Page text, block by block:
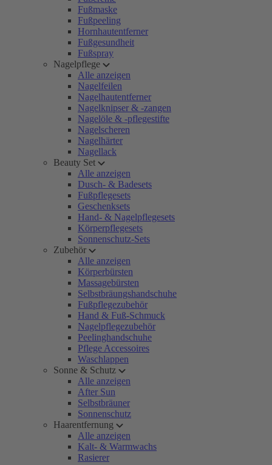
Fußmaske
Fußpeeling
Hornhautentferner
Fußgesundheit
Fußspray
Nagelpflege
Alle anzeigen
Nagelfeilen
Nagelhautentferner
Nagelknipser & -zangen
Nagelöle & -pflegestifte
Nagelscheren
Nagelhärter
Nagellack
Beauty Set
Alle anzeigen
Dusch- & Badesets
Fußpflegesets
Geschenksets
Hand- & Nagelpflegesets
Körperpflegesets
Sonnenschutz-Sets
Zubehör
Alle anzeigen
Körperbürsten
Massagebürsten
Selbstbräungshandschuhe
Fußpflegezubehör
Hand & Fuß-Schmuck
Nagelpflegezubehör
Peelinghandschuhe
Pflege Accessoires
Waschlappen
Sonne & Schutz
Alle anzeigen
After Sun
Selbstbräuner
Sonnenschutz
Haarentfernung
Alle anzeigen
Kalt- & Warmwachs
Rasierer